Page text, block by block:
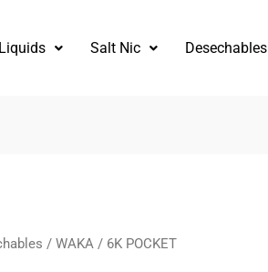
Salt Nic Desechables
/ WAKA/ 6K POCKET